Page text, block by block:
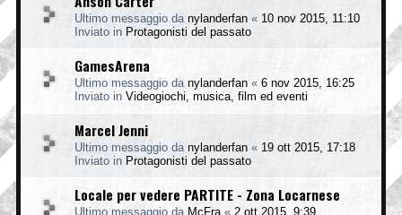
Ultimo messaggio da nylanderfan « 10 nov 2015, 11:10
Inviato in Protagonisti del passato
GamesArena
Ultimo messaggio da nylanderfan « 6 nov 2015, 16:25
Inviato in Videogiochi, musica, film ed eventi
Marcel Jenni
Ultimo messaggio da nylanderfan « 19 ott 2015, 17:18
Inviato in Protagonisti del passato
Locale per vedere PARTITE - Zona Locarnese
Ultimo messaggio da McFra « 2 ott 2015, 9:39